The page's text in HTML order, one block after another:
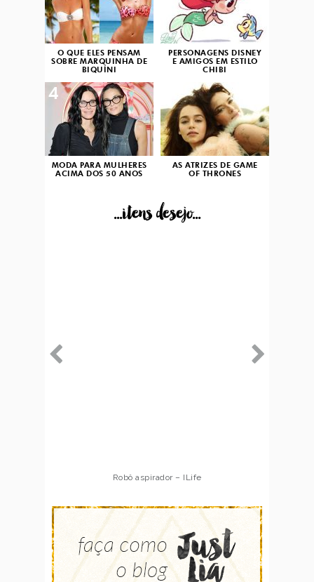
O QUE ELES PENSAM
SOBRE MARQUINHA DE
BIQUÍNI
PERSONAGENS DISNEY
E AMIGOS EM ESTILO
CHIBI
MODA PARA MULHERES
ACIMA DOS 50 ANOS
4
AS ATRIZES DE GAME
OF THRONES
...itens desejo...
Robô aspirador – ILife